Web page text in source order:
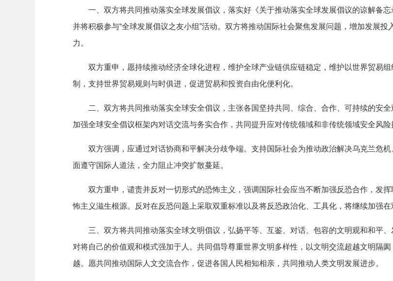
一、双方将共同推动落实全球发展倡议，落实好《关于推动落实全球发展倡议的谅解备忘
并将积极参与“全球发展倡议之友小组”活动。双方将推动国际社会聚焦发展问题，增加发展
力。
双方重申，愿持续推动经济全球化进程，维护全球产业链供应链稳定，维护以世界贸易组
制，支持世界贸易规则与时俱进，促进贸易和投资自由化便利化。
二、双方将共同推动落实全球安全倡议，主张各国坚持共同、综合、合作、可持续的安全
加强全球安全倡议框架内对话交流与务实合作，共同提升应对传统领域和非传统领域安全风
双方强调，应通过对话协商和平解决分歧争端。支持国际社会为推动政治解决乌克兰危机
面遵守国际人道法，全力阻止冲突扩散蔓延。
双方重申，谴责并反对一切形式的恐怖主义，强调国际社会应当不断加强反恐合作，发挥
怖主义滋生根源。反对在反恐问题上采取双重标准以及将反恐政治化、工具化，将继续加强
三、双方将共同推动落实全球文明倡议，弘扬平等、互鉴、对话、包容的文明观和和平、
对将自己的价值观和模式强加于人。共同倡导尊重世界文明多样性，以文明交流超越文明隔
越。愿共同推动国际人文交流合作，促进各国人民相知相亲，共同推动人类文明发展进步。